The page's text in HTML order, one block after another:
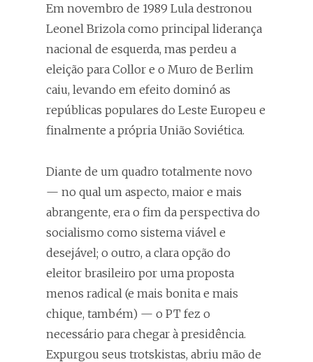
Em novembro de 1989 Lula destronou
Leonel Brizola como principal liderança
nacional de esquerda, mas perdeu a
eleição para Collor e o Muro de Berlim
caiu, levando em efeito dominó as
repúblicas populares do Leste Europeu e
finalmente a própria União Soviética.
Diante de um quadro totalmente novo
— no qual um aspecto, maior e mais
abrangente, era o fim da perspectiva do
socialismo como sistema viável e
desejável; o outro, a clara opção do
eleitor brasileiro por uma proposta
menos radical (e mais bonita e mais
chique, também) — o PT fez o
necessário para chegar à presidência.
Expurgou seus trotskistas, abriu mão de